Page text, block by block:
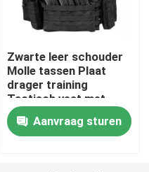
Zwarte leer schouder
Molle tassen Plaat
drager training
Tactisch vest met
waterzak
Aanvraag sturen